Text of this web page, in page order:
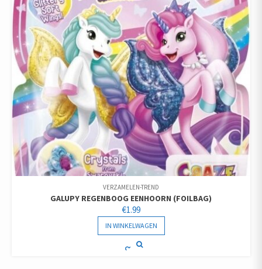
VERZAMELEN-TREND
GALUPY REGENBOOG EENHOORN (FOILBAG)
€1.99
IN WINKELWAGEN